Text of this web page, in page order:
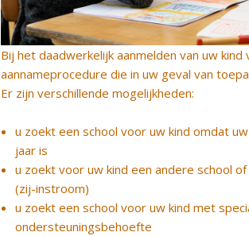
Bij het daadwerkelijk aanmelden van uw
aannameprocedure die in uw geval van
Er zijn verschillende mogelijkheden:
u zoekt een school voor uw kind omdat
jaar is
u zoekt voor uw kind een andere school
(zij-instroom)
u zoekt een school voor uw kind met
ondersteuningsbehoefte